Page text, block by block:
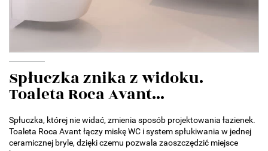
Spłuczka znika z widoku.
Toaleta Roca Avant...
Spłuczka, której nie widać, zmienia sposób projektowania łazienek.
Toaleta Roca Avant łączy miskę WC i system spłukiwania w jednej
ceramicznej bryle, dzięki czemu pozwala zaoszczędzić miejsce